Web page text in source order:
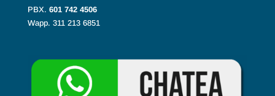
PBX. 601 742 4506
Wapp. 311 213 6851